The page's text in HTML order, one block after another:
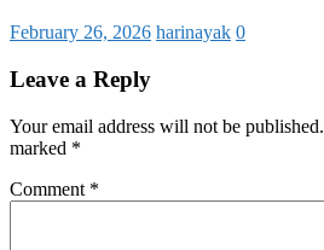
February 26, 2026 harinayak 0
Leave a Reply
Your email address will not be published.
marked *
Comment *